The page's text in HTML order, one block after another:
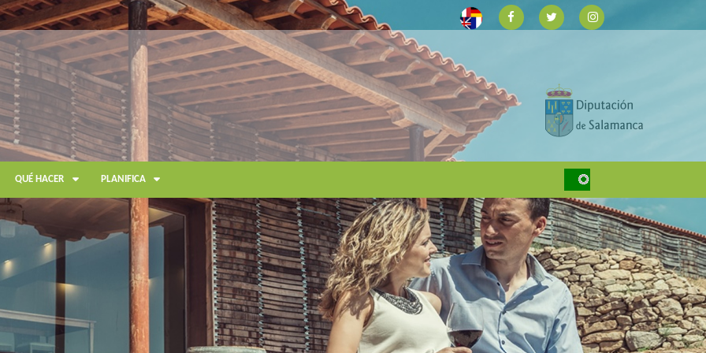
QUÉ HACER PLANIFICA